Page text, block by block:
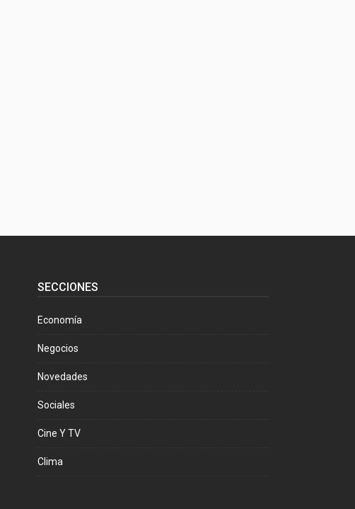
SECCIONES
Economía
Negocios
Novedades
Sociales
Cine Y TV
Clima